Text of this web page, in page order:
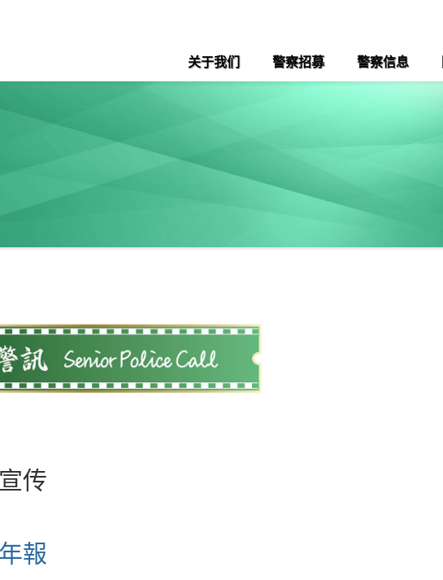
关于我们 警察招募 警察信息
传
報